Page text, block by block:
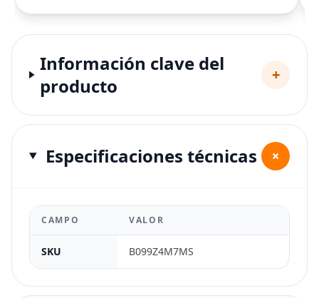
Información clave del
producto
+
Especificaciones técnicas +
CAMPO VALOR
SKU B099Z4M7MS